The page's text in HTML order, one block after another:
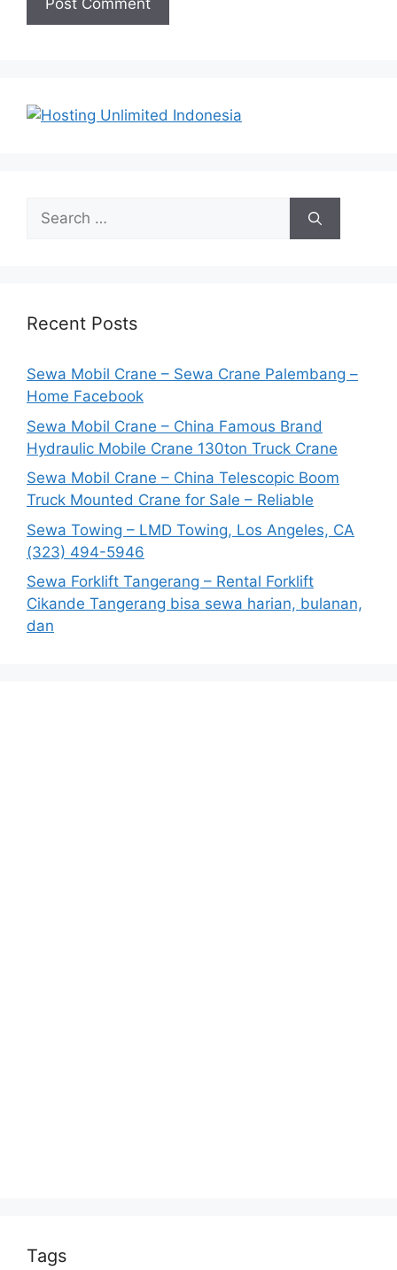
Search
for:
Recent Posts
Sewa Mobil Crane – Sewa Crane Palembang –
Home Facebook
Sewa Mobil Crane – China Famous Brand
Hydraulic Mobile Crane 130ton Truck Crane
Sewa Mobil Crane – China Telescopic Boom
Truck Mounted Crane for Sale – Reliable
Sewa Towing – LMD Towing, Los Angeles, CA
(323) 494-5946
Sewa Forklift Tangerang – Rental Forklift
Cikande Tangerang bisa sewa harian, bulanan,
dan
Tags